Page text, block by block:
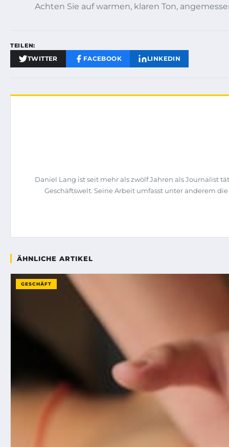
Achten Sie auf warmen, klaren Ton,
TEILEN:
TWITTER FACEBOOK LINKEDIN
Daniel Lang ist seit mehr als zwölf Jahren als Journalist
Geschäftswelt. Seine Arbeit umfasst unter anderem
ÄHNLICHE ARTIKEL
GESCHÄFT